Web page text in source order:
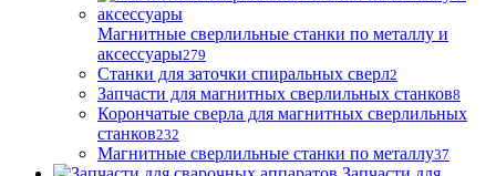
Магнитные сверлильные станки по металлу и
аксессуары279
Станки для заточки спиральных сверл2
Запчасти для магнитных сверлильных станков8
Корончатые сверла для магнитных сверлильных
станков232
Магнитные сверлильные станки по металлу37